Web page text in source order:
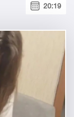
20:19